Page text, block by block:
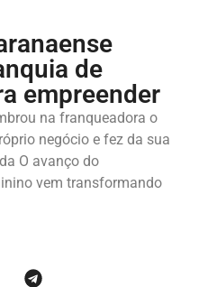
de
empreender
na franqueadora o
negócio e fez da sua
O avanço do
vem transformando